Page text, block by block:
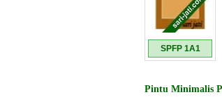
SPFP 1A1
Pintu Minimalis